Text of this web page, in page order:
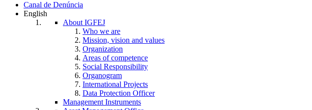
Canal de Denúncia
English
About IGFEJ
Who we are
Mission, vision and values
Organization
Areas of competence
Social Responsibility
Organogram
International Projects
Data Protection Officer
Management Instruments